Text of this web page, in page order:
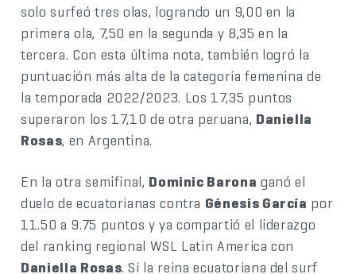
solo surfeó tres olas, logrando un 9,00 en la
primera ola, 7,50 en la segunda y 8,35 en la
tercera. Con esta última nota, también logró la
puntuación más alta de la categoría femenina de
la temporada 2022/2023. Los 17,35 puntos
superaron los 17,10 de otra peruana, Daniella
Rosas, en Argentina.
En la otra semifinal, Dominic Barona ganó el
duelo de ecuatorianas contra Génesis García por
11.50 a 9.75 puntos y ya compartió el liderazgo
del ranking regional WSL Latin America con
Daniella Rosas. Si la reina ecuatoriana del surf